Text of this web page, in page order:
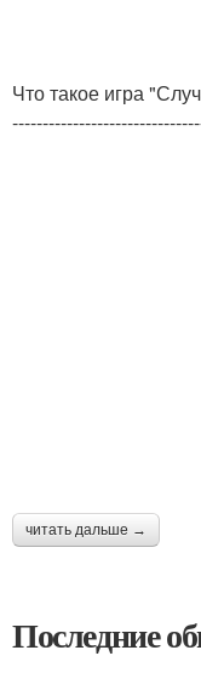
Что такое игра
читать дальше →
Последние